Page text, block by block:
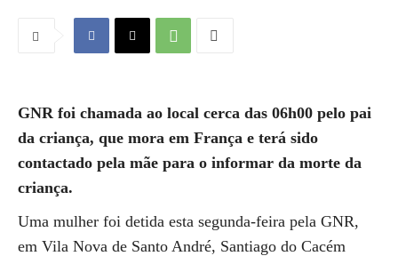
GNR foi chamada ao local cerca das 06h00 pelo pai
da criança, que mora em França e terá sido
contactado pela mãe para o informar da morte da
criança.
Uma mulher foi detida esta segunda-feira pela GNR,
em Vila Nova de Santo André, Santiago do Cacém